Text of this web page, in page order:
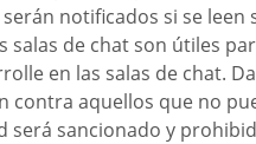
notificados si se leen
salas de chat son útiles
en las salas de chat.
aquellos que no
será sancionado y